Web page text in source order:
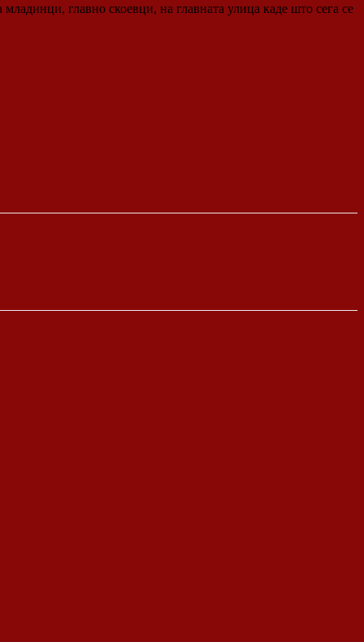
главно скоевци, на главната улица каде што сега се